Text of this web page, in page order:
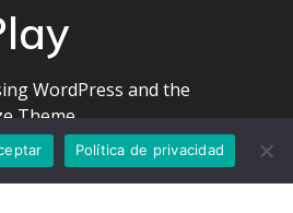
WordPress and the
Theme
Política de privacidad